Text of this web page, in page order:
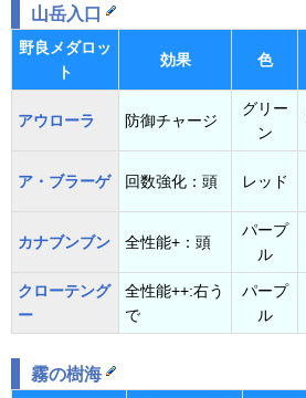
山岳入口
野良メダロッ
ト
効果 色
アウローラ 防御チャージ
グリー
ン
ア・ブラーゲ 回数強化：頭 レッド
カナブンブン 全性能+：頭
パープ
ル
クローテング
ー
全性能++:右う
で
パープ
ル
霧の樹海